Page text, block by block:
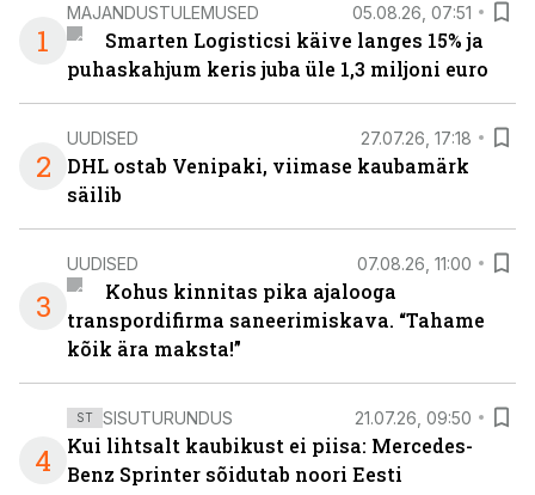
1
MAJANDUSTULEMUSED 05.08.26, 07:51
Smarten Logisticsi käive langes 15% ja
puhaskahjum keris juba üle 1,3 miljoni euro
2
UUDISED 27.07.26, 17:18
DHL ostab Venipaki, viimase kaubamärk
säilib
3
UUDISED 07.08.26, 11:00
Kohus kinnitas pika ajalooga
transpordifirma saneerimiskava. “Tahame
kõik ära maksta!”
4
ST SISUTURUNDUS 21.07.26, 09:50
Kui lihtsalt kaubikust ei piisa: Mercedes-
Benz Sprinter sõidutab noori Eesti